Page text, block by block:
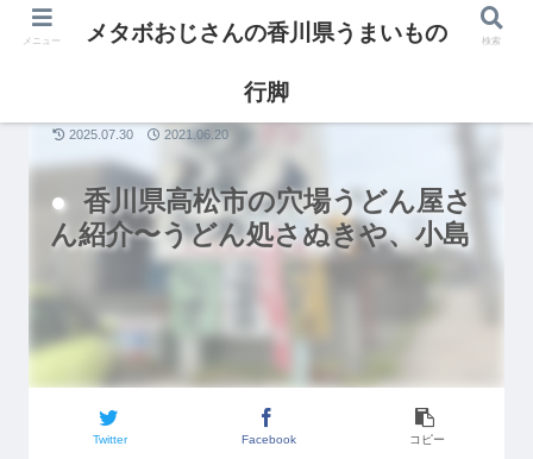
香川県高松市の穴場うどん屋さ
ん紹介〜うどん処さぬきや、小島
Twitter Facebook コピー
2025.07.30 2021.06.20
メニュー メタボおじさんの香川県うまいもの
行脚
検索